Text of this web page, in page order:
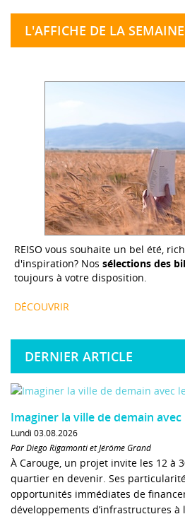
L'AFFICHE DE LA SEMAINE
REISO vous souhaite un bel été,
d'inspiration? Nos sélections des
toujours à votre disposition.
DÉCOUVRIR
DERNIER ARTICLE
Imaginer la ville de demain avec
Lundi 03.08.2026
Par Diego Rigamonti et Jérôme Grand
À Carouge, un projet invite les 12 à
quartier en devenir. Ses
opportunités immédiates de
développements d’infrastructures à